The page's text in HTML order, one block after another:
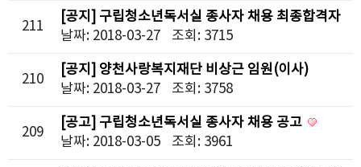
211
[공지] 구립청소년독서실 종사자 채용 최종합격자
발표
날짜: 2018-03-27 조회: 3715
210
[공지] 양천사랑복지재단 비상근 임원(이사)
공개모집 최종합격자 발표
날짜: 2018-03-27 조회: 3758
209
[공고] 구립청소년독서실 종사자 채용 공고
날짜: 2018-03-05
조회: 3961